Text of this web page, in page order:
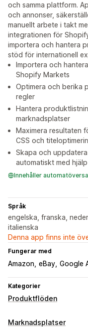
och samma plattform.
och annonser,
manuellt arbete i takt
integrationen för
importera och hantera
stöd för internationell
Importera och
Shopify Markets
Optimera och berika
regler
Hantera
marknadsplatser
Maximera resultaten
CSS och
Skapa och
automatiskt med
Innehåller
Språk
engelska, franska,
italienska
Denna app finns inte
Fungerar med
Amazon eBay Google
Kategorier
Produktflöden
Anpassning av flöde
Marknadsplatser